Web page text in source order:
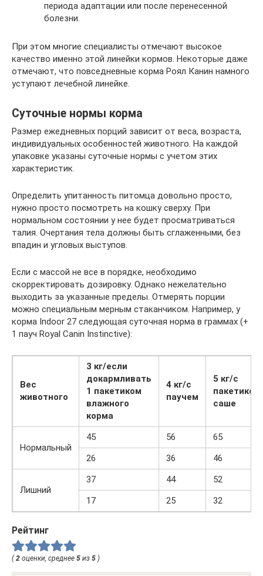
периода адаптации или после перенесенной
болезни.
При этом многие специалисты отмечают высокое
качество именно этой линейки кормов. Некоторые даже
отмечают, что повседневные корма Роял Канин намного
уступают лечебной линейке.
Суточные нормы корма
Размер ежедневных порций зависит от веса, возраста,
индивидуальных особенностей животного. На каждой
упаковке указаны суточные нормы с учетом этих
характеристик.
Определить упитанность питомца довольно просто,
нужно просто посмотреть на кошку сверху. При
нормальном состоянии у нее будет просматриваться
талия. Очертания тела должны быть сглаженными, без
впадин и угловых выступов.
Если с массой не все в порядке, необходимо
скорректировать дозировку. Однако нежелательно
выходить за указанные пределы. Отмерять порции
можно специальным мерным стаканчиком. Например, у
корма Indoor 27 следующая суточная норма в граммах (+
1 пауч Royal Canin Instinctive):
Вес
животного
3 кг/если
докармливать
1 пакетиком
влажного
корма
4 кг/с
паучем
5 кг/с
саше
Нормальный
45 56
65
26
36 46
Лишний
37 44
52
17
25 32
Рейтинг
(2 оценки, среднее 5 из 5 )